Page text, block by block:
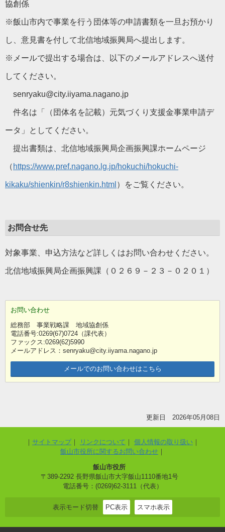
協創係
※飯山市内で事業を行う団体等の申請書類を一旦お預かり
し、意見書を付して北信地域振興局へ提出します。
※メールで提出する場合は、以下のメールアドレスへ送付
してください。
senryaku@city.iiyama.nagano.jp
件名は「（団体名を記載）元気づくり支援金事業申請デ
ータ」としてください。
提出書類は、北信地域振興局企画振興課ホームページ
（ https://www.pref.nagano.lg.jp/hokuchi/hokuchi-
kikaku/shienkin/r8shienkin.html ）をご覧ください。
お問合せ先
対象事業、申込方法など詳しくはお問い合わせください。
北信地域振興局企画振興課（０２６９－２３－０２０１）
お問い合わせ
総務部 事業戦略課 地域協創係
電話番号:0269(67)0724（課代表）
ファックス:0269(62)5990
メールアドレス：senryaku@city.iiyama.nagano.jp
メールでのお問い合わせはこちら
更新日 2026年05月08日
サイトマップ リンクについて
個人情報の取り扱い
飯山市役所に関するお問い合わせ
飯山市役所
〒389-2292 長野県飯山市大字飯山1110番地1号
電話番号：(0269)62-3111（代表）
表示モード切替 PC表示 スマホ表示